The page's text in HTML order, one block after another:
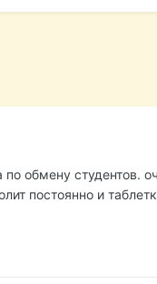
обмену студентов.
постоянно и